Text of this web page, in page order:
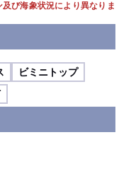
び海象状況により異なりま
ビミニトップ